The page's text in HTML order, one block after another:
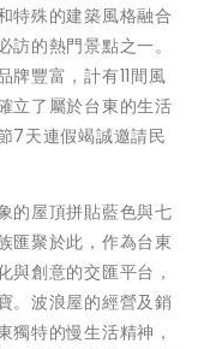
特殊的建築風格融合
的熱門景點之一。
牌豐富，計有11間風
立了屬於台東的生活
7天連假竭誠邀請民
的屋頂拼貼藍色與七
匯聚於此，作為台東
與創意的交匯平台，
。波浪屋的經營及銷
獨特的慢生活精神，